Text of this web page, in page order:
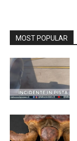
MOST POPULAR